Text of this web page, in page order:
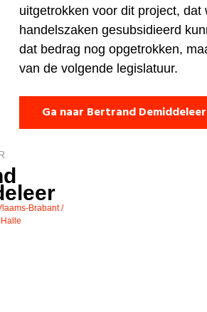
uitgetrokken voor dit project,
handelszaken gesubsidieerd
dat bedrag nog opgetrokken,
van de volgende legislatuur.
Ga naar Bertrand Demiddeleer
Brabant /